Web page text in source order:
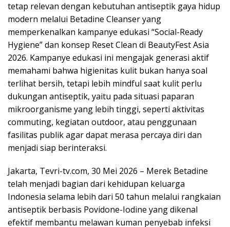
tetap relevan dengan kebutuhan antiseptik gaya hidup
modern melalui Betadine Cleanser yang
memperkenalkan kampanye edukasi “Social-Ready
Hygiene” dan konsep Reset Clean di BeautyFest Asia
2026. Kampanye edukasi ini mengajak generasi aktif
memahami bahwa higienitas kulit bukan hanya soal
terlihat bersih, tetapi lebih mindful saat kulit perlu
dukungan antiseptik, yaitu pada situasi paparan
mikroorganisme yang lebih tinggi, seperti aktivitas
commuting, kegiatan outdoor, atau penggunaan
fasilitas publik agar dapat merasa percaya diri dan
menjadi siap berinteraksi.
Jakarta, Tevri-tv.com, 30 Mei 2026 – Merek Betadine
telah menjadi bagian dari kehidupan keluarga
Indonesia selama lebih dari 50 tahun melalui rangkaian
antiseptik berbasis Povidone-Iodine yang dikenal
efektif membantu melawan kuman penyebab infeksi